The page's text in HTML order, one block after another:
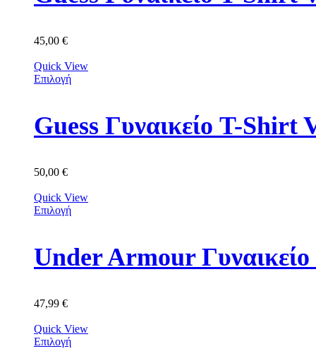
45,00 €
Quick View
Επιλογή
Guess Γυναικείο T-
50,00 €
Quick View
Επιλογή
Under Armour
47,99 €
Quick View
Επιλογή